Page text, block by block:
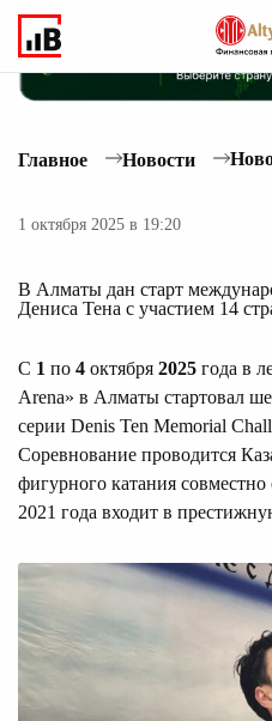
Главное Новости
1 октября 2025 в 19:20
В Алматы дан старт
Дениса Тена с участием 14
С 1 по 4 октября 2025 года в
Arena» в Алматы стартовал
серии Denis Ten Memorial
Соревнование проводится
фигурного катания
2021 года входит в